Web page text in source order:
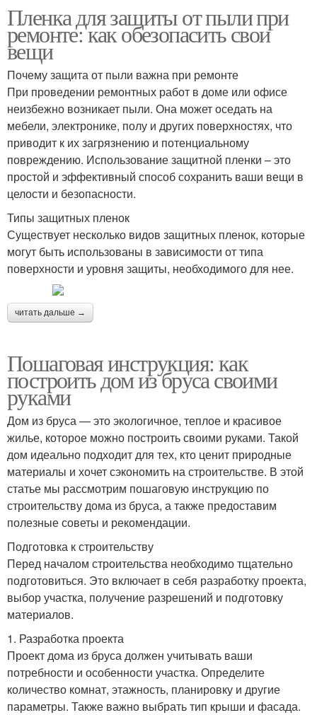
Пленка для защиты от пыли при
ремонте: как обезопасить свои
вещи
Почему защита от пыли важна при ремонте
При проведении ремонтных работ в доме или офисе
неизбежно возникает пыли. Она может оседать на
мебели, электронике, полу и других поверхностях, что
приводит к их загрязнению и потенциальному
повреждению. Использование защитной пленки – это
простой и эффективный способ сохранить ваши вещи в
целости и безопасности.
Типы защитных пленок
Существует несколько видов защитных пленок, которые
могут быть использованы в зависимости от типа
поверхности и уровня защиты, необходимого для нее.
читать дальше →
Пошаговая инструкция: как
построить дом из бруса своими
руками
Дом из бруса — это экологичное, теплое и красивое
жилье, которое можно построить своими руками. Такой
дом идеально подходит для тех, кто ценит природные
материалы и хочет сэкономить на строительстве. В этой
статье мы рассмотрим пошаговую инструкцию по
строительству дома из бруса, а также предоставим
полезные советы и рекомендации.
Подготовка к строительству
Перед началом строительства необходимо тщательно
подготовиться. Это включает в себя разработку проекта,
выбор участка, получение разрешений и подготовку
материалов.
1. Разработка проекта
Проект дома из бруса должен учитывать ваши
потребности и особенности участка. Определите
количество комнат, этажность, планировку и другие
параметры. Также важно выбрать тип крыши и фасада.